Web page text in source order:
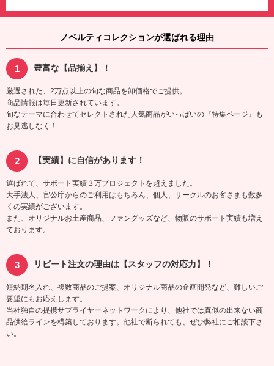
ノベルティコレクションが選ばれる理由
豊富な【品揃え】！
厳選された、2万点以上の旬な商品を卸価格でご提供。
商品情報は毎日更新されています。
旬なテーマに合わせてセレクトされた人気商品がいっぱいの『特集ページ』も
お見逃しなく！
【実績】に自信があります！
選ばれて、サポート実績３万プロジェクトを超えました。
大手法人、官公庁からのご利用はもちろん、個人、サークルのお客さまも数多
くの実績がございます。
また、オリジナルお土産商品、ファングッズなど、物販のサポート実績も増え
ております。
リピート注文の理由は【スタッフの対応力】！
短納期名入れ、複数商品のご提案、オリジナル商品の企画開発など、難しいご
要望にもお応えします。
当社独自の提携サプライヤーネットワークにより、他社では真似の出来ない商
品供給ラインを構築しております。他社で断られても、ぜひ弊社にご相談下さ
い。